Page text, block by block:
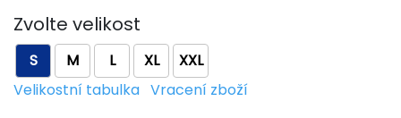
Zvolte velikost
S M L XL
XXL
Velikostní tabulka Vracení zboží